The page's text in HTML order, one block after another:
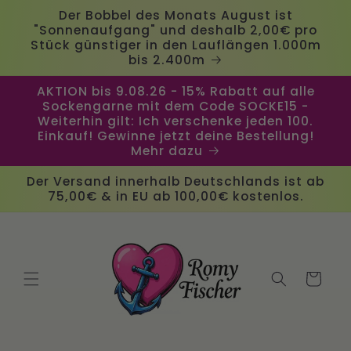
Inhalt
Der Bobbel des Monats August ist
"Sonnenaufgang" und deshalb 2,00€ pro
Stück günstiger in den Lauflängen 1.000m
bis 2.400m
AKTION bis 9.08.26 - 15% Rabatt auf alle
Sockengarne mit dem Code SOCKE15 -
Weiterhin gilt: Ich verschenke jeden 100.
Einkauf! Gewinne jetzt deine Bestellung!
Mehr dazu
Der Versand innerhalb Deutschlands ist ab
75,00€ & in EU ab 100,00€ kostenlos.
Warenkorb